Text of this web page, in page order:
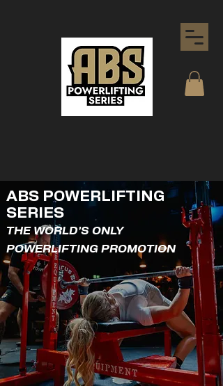
ABS POWERLIFTING
SERIES
THE WORLD'S ONLY
POWERLIFTING PROMOTION